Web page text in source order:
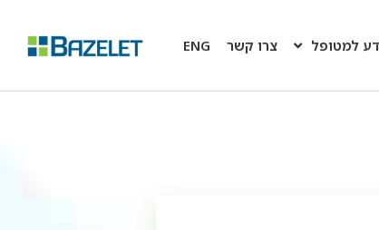
למטופל צרו קשר ENG